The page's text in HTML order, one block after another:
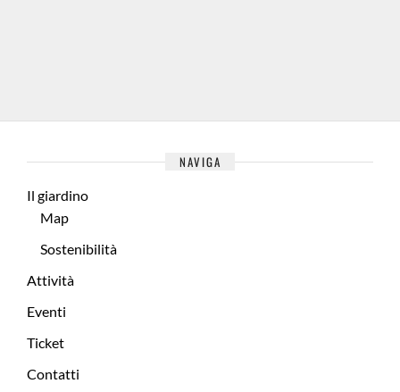
NAVIGA
Il giardino
Map
Sostenibilità
Attività
Eventi
Ticket
Contatti